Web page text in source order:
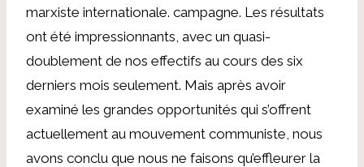
marxiste internationale. campagne. Les résultats
ont été impressionnants, avec un quasi-
doublement de nos effectifs au cours des six
derniers mois seulement. Mais après avoir
examiné les grandes opportunités qui s’offrent
actuellement au mouvement communiste, nous
avons conclu que nous ne faisons qu’effleurer la